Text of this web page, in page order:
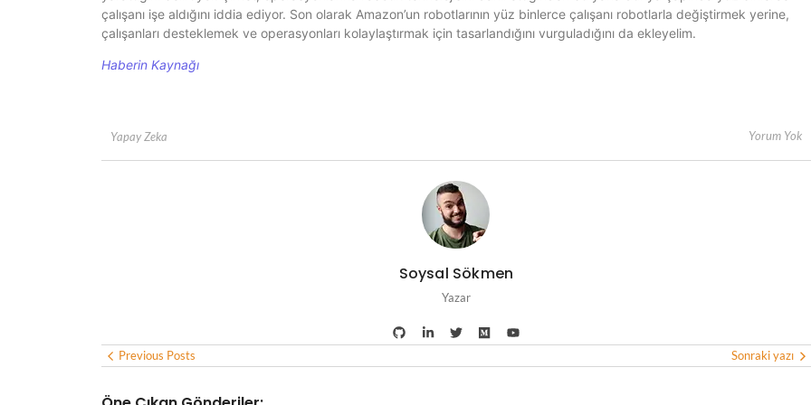
çalışanı işe aldığını iddia ediyor. Son olarak Amazon’un robotlarının yüz binlerce çalışanı robotlarla değiştirmek yerine,
çalışanları desteklemek ve operasyonları kolaylaştırmak için tasarlandığını vurguladığını da ekleyelim.
Haberin Kaynağı
Yapay Zeka Yorum Yok
Soysal Sökmen
Yazar
Previous Posts Sonraki yazı